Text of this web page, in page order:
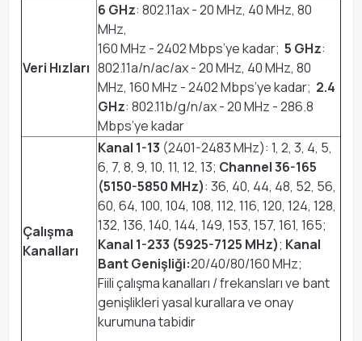
Veri Hızları
6 GHz: 802.11ax - 20 MHz, 40 MHz, 80
MHz,
160 MHz - 2402 Mbps’ye kadar; 5 GHz:
802.11a/n/ac/ax - 20 MHz, 40 MHz, 80
MHz, 160 MHz - 2402 Mbps’ye kadar; 2.4
GHz: 802.11b/g/n/ax - 20 MHz - 286.8
Mbps’ye kadar
Çalışma
Kanalları
Kanal 1-13 (2401-2483 MHz): 1, 2, 3, 4, 5,
6, 7, 8, 9, 10, 11, 12, 13; Channel 36-165
(5150-5850 MHz): 36, 40, 44, 48, 52, 56,
60, 64, 100, 104, 108, 112, 116, 120, 124, 128,
132, 136, 140, 144, 149, 153, 157, 161, 165;
Kanal 1-233 (5925-7125 MHz); Kanal
Bant Genişliği:20/40/80/160 MHz;
Fiili çalışma kanalları / frekansları ve bant
genişlikleri yasal kurallara ve onay
kurumuna tabidir